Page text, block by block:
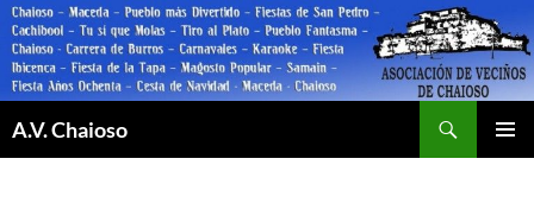
Saltar
al
contenido
A.V. Chaioso